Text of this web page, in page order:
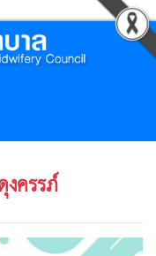
ครรภ์